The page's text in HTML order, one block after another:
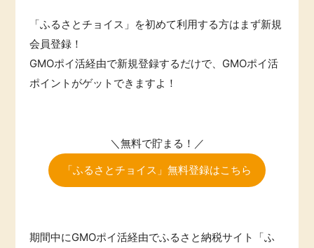
カード比較
特集一覧
銀行・金融・投資
家計の固定費
「ふるさとチョイス」を初めて利用する方はまず新規
会員登録！
GMOポイ活経由で新規登録するだけで、GMOポイ活
ポイントがゲットできますよ！
＼無料で貯まる！／
「ふるさとチョイス」無料登録はこちら
期間中にGMOポイ活経由でふるさと納税サイト「ふ